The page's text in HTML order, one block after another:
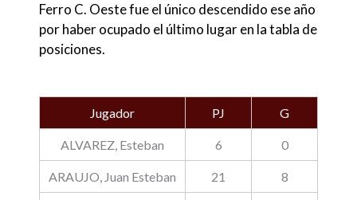
Ferro C. Oeste fue el único descendido ese año
por haber ocupado el último lugar en la tabla de
posiciones.
Jugador PJ G
ALVAREZ, Esteban 6 0
ARAUJO, Juan Esteban 21 8